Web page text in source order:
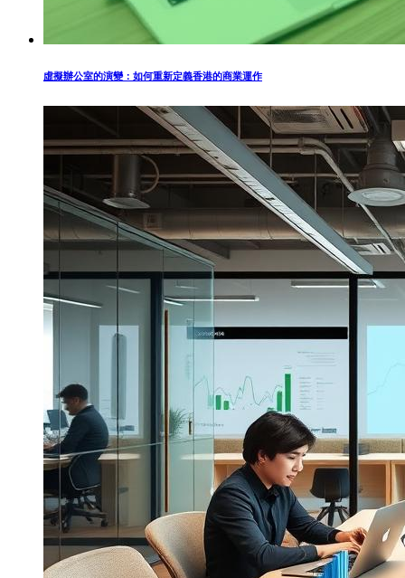
虛擬辦公室的演變：如何重新定義香港的商業運作